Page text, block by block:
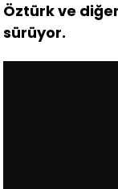
Öztürk ve
sürüyor.